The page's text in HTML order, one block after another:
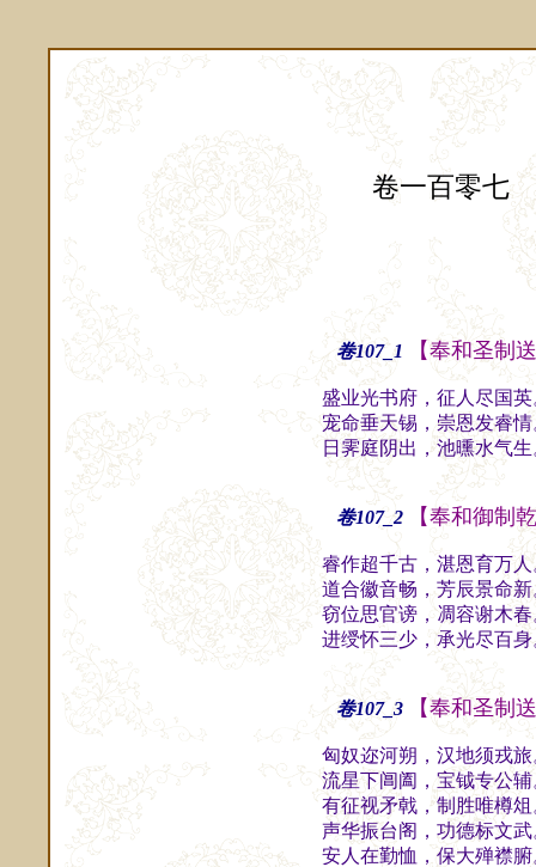
卷一百零七
卷107_1 【奉和圣制
盛业光书府，征人尽国
宠命垂天锡，崇恩发睿
日霁庭阴出，池曛水气
卷107_2 【奉和御制
睿作超千古，湛恩育万
道合徽音畅，芳辰景命
窃位思官谤，凋容谢木
进绶怀三少，承光尽百
卷107_3 【奉和圣制
匈奴迩河朔，汉地须戎
流星下阊阖，宝钺专公
有征视矛戟，制胜唯樽
声华振台阁，功德标文
安人在勤恤，保大殚襟